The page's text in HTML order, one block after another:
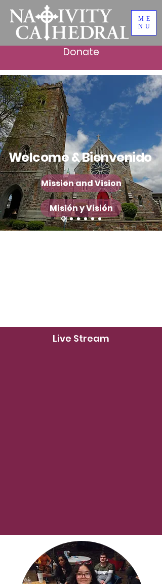
ME
NU
Donate
Welcome & Bienvenido
Mission and Vision
Misión y Visión
Live Stream